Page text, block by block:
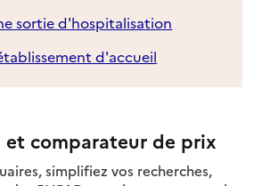
sortie d'hospitalisation
d'accueil
et comparateur de prix
simplifiez vos recherches,